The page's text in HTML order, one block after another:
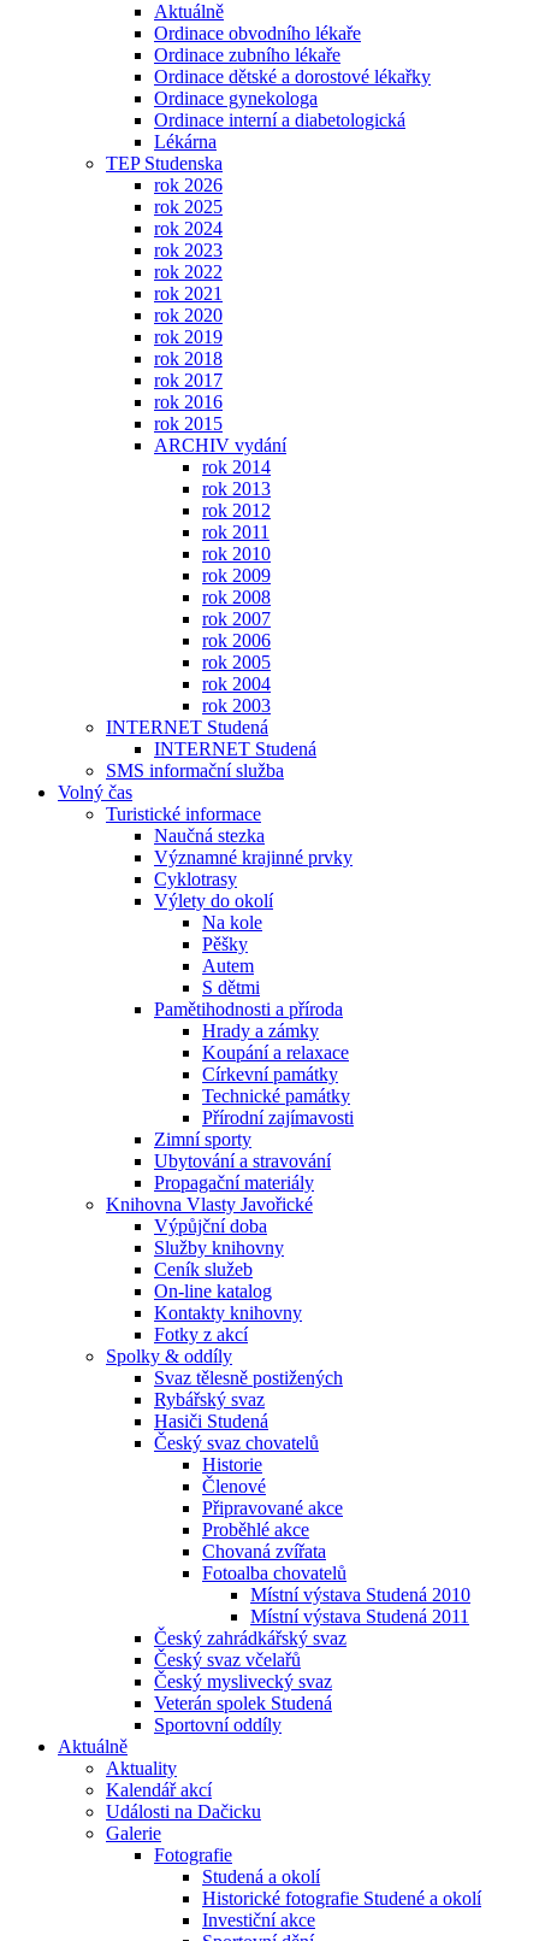
Aktuálně
Ordinace obvodního lékaře
Ordinace zubního lékaře
Ordinace dětské a dorostové lékařky
Ordinace gynekologa
Ordinace interní a diabetologická
Lékárna
TEP Studenska
rok 2026
rok 2025
rok 2024
rok 2023
rok 2022
rok 2021
rok 2020
rok 2019
rok 2018
rok 2017
rok 2016
rok 2015
ARCHIV vydání
rok 2014
rok 2013
rok 2012
rok 2011
rok 2010
rok 2009
rok 2008
rok 2007
rok 2006
rok 2005
rok 2004
rok 2003
INTERNET Studená
INTERNET Studená
SMS informační služba
Volný čas
Turistické informace
Naučná stezka
Významné krajinné prvky
Cyklotrasy
Výlety do okolí
Na kole
Pěšky
Autem
S dětmi
Pamětihodnosti a příroda
Hrady a zámky
Koupání a relaxace
Církevní památky
Technické památky
Přírodní zajímavosti
Zimní sporty
Ubytování a stravování
Propagační materiály
Knihovna Vlasty Javořické
Výpůjční doba
Služby knihovny
Ceník služeb
On-line katalog
Kontakty knihovny
Fotky z akcí
Spolky & oddíly
Svaz tělesně postižených
Rybářský svaz
Hasiči Studená
Český svaz chovatelů
Historie
Členové
Připravované akce
Proběhlé akce
Chovaná zvířata
Fotoalba chovatelů
Místní výstava Studená 2010
Místní výstava Studená 2011
Český zahrádkářský svaz
Český svaz včelařů
Český myslivecký svaz
Veterán spolek Studená
Sportovní oddíly
Aktuálně
Aktuality
Kalendář akcí
Události na Dačicku
Galerie
Fotografie
Studená a okolí
Historické fotografie Studené a okolí
Investiční akce